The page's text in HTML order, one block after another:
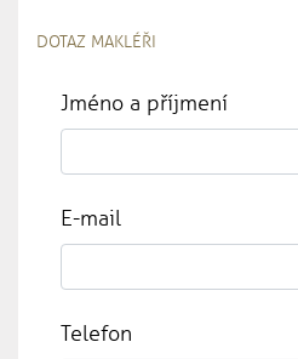
DOTAZ MAKLÉŘI
Jméno a příjmení
E-mail
Telefon